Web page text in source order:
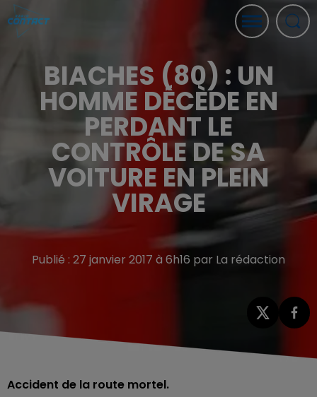
BIACHES (80) : UN
HOMME DÉCÈDE EN
PERDANT LE
CONTRÔLE DE SA
VOITURE EN PLEIN
VIRAGE
Publié : 27 janvier 2017 à 6h16 par La rédaction
Accident de la route mortel.